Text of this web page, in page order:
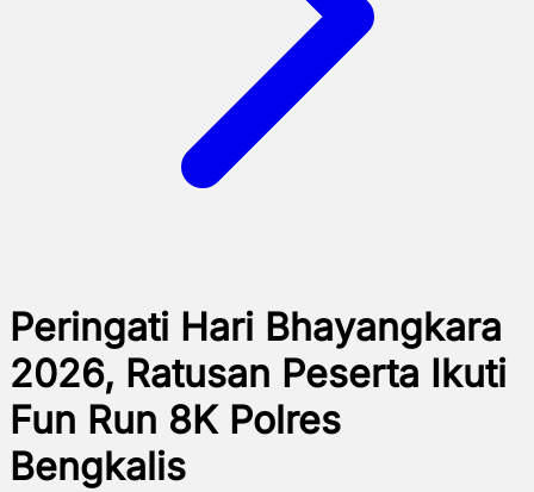
Peringati Hari Bhayangkara
2026, Ratusan Peserta Ikuti
Fun Run 8K Polres
Bengkalis